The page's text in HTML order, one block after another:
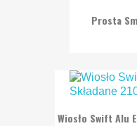
Prosta
Wiosło Swift Alu